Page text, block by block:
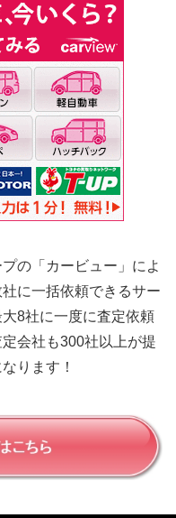
の「カービュー」によ
に一括依頼できるサー
8社に一度に査定依頼
会社も300社以上が提
なります！